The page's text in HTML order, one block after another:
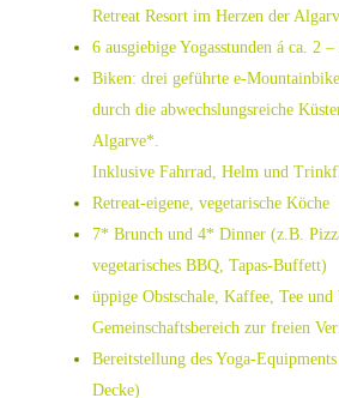
Retreat Resort im Herzen der
6 ausgiebige Yogasstunden á ca. 2
Biken: drei geführte e-
durch die abwechslungsreiche
Algarve*.
Inklusive Fahrrad, Helm und
Retreat-eigene, vegetarische Köche
7* Brunch und 4* Dinner (z.B.
vegetarisches BBQ, Tapas-Buffett)
üppige Obstschale, Kaffee, Tee und
Gemeinschaftsbereich zur freien
Bereitstellung des Yoga-
Decke)